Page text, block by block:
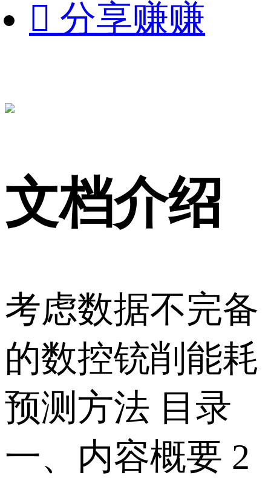
 分享赚赚
文档介绍
考虑数据不完备
的数控铳削能耗
预测方法 目录
一、内容概要 2